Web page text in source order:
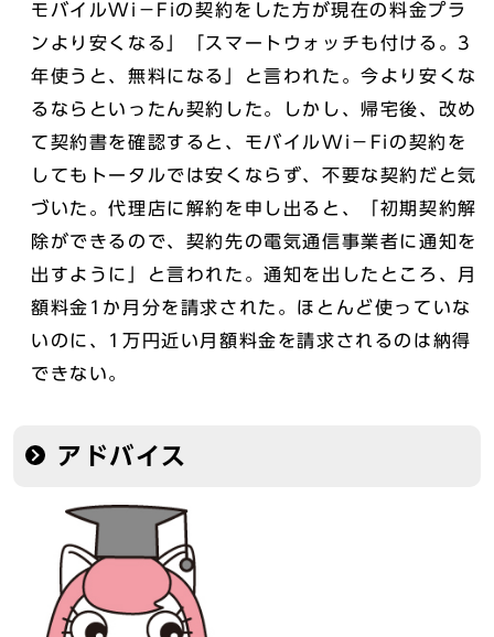
モバイルWi－Fiの契約をした方が現在の料金プラ
ンより安くなる」「スマートウォッチも付ける。3
年使うと、無料になる」と言われた。今より安くな
るならといったん契約した。しかし、帰宅後、改め
て契約書を確認すると、モバイルWi－Fiの契約を
してもトータルでは安くならず、不要な契約だと気
づいた。代理店に解約を申し出ると、「初期契約解
除ができるので、契約先の電気通信事業者に通知を
出すように」と言われた。通知を出したところ、月
額料金1か月分を請求された。ほとんど使っていな
いのに、1万円近い月額料金を請求されるのは納得
できない。
アドバイス